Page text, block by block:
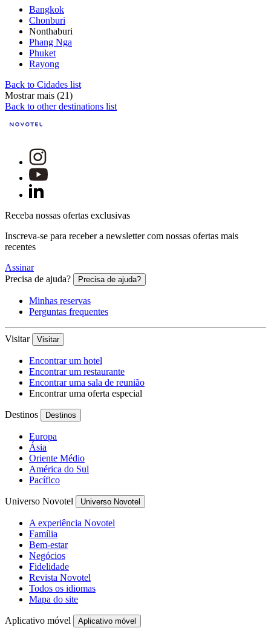
Bangkok
Chonburi
Nonthaburi
Phang Nga
Phuket
Rayong
Back to Cidades list
Mostrar mais (21)
Back to other destinations list
Receba nossas ofertas exclusivas
Inscreva-se para receber a newsletter com nossas ofertas mais
recentes
Assinar
Precisa de ajuda?
Precisa de ajuda?
Minhas reservas
Perguntas frequentes
Visitar Visitar
Encontrar um hotel
Encontrar um restaurante
Encontrar uma sala de reunião
Encontrar uma oferta especial
Destinos Destinos
Europa
Ásia
Oriente Médio
América do Sul
Pacífico
Universo Novotel Universo Novotel
A experiência Novotel
Família
Bem-estar
Negócios
Fidelidade
Revista Novotel
Todos os idiomas
Mapa do site
Aplicativo móvel Aplicativo móvel